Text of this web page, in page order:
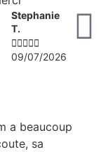
Stephanie
T.

09/07/2026
a beaucoup
sa